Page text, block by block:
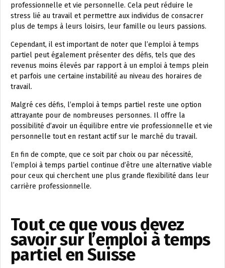
professionnelle et vie personnelle. Cela peut réduire le
stress lié au travail et permettre aux individus de consacrer
plus de temps à leurs loisirs, leur famille ou leurs passions.
Cependant, il est important de noter que l’emploi à temps
partiel peut également présenter des défis, tels que des
revenus moins élevés par rapport à un emploi à temps plein
et parfois une certaine instabilité au niveau des horaires de
travail.
Malgré ces défis, l’emploi à temps partiel reste une option
attrayante pour de nombreuses personnes. Il offre la
possibilité d’avoir un équilibre entre vie professionnelle et vie
personnelle tout en restant actif sur le marché du travail.
En fin de compte, que ce soit par choix ou par nécessité,
l’emploi à temps partiel continue d’être une alternative viable
pour ceux qui cherchent une plus grande flexibilité dans leur
carrière professionnelle.
Tout ce que vous devez
savoir sur l’emploi à temps
partiel en Suisse